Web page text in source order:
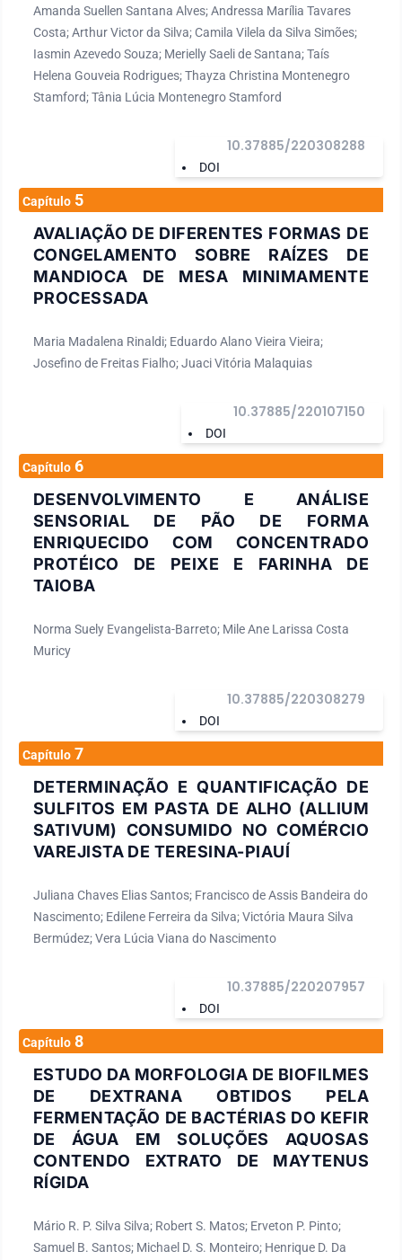
Amanda Suellen Santana Alves; Andressa Marília Tavares
Costa; Arthur Victor da Silva; Camila Vilela da Silva Simões;
Iasmin Azevedo Souza; Merielly Saeli de Santana; Taís
Helena Gouveia Rodrigues; Thayza Christina Montenegro
Stamford; Tânia Lúcia Montenegro Stamford
DOI
10.37885/220308288
Capítulo 5
AVALIAÇÃO DE DIFERENTES FORMAS DE
CONGELAMENTO SOBRE RAÍZES DE
MANDIOCA DE MESA MINIMAMENTE
PROCESSADA
Maria Madalena Rinaldi; Eduardo Alano Vieira Vieira;
Josefino de Freitas Fialho; Juaci Vitória Malaquias
DOI
10.37885/220107150
Capítulo 6
DESENVOLVIMENTO E ANÁLISE
SENSORIAL DE PÃO DE FORMA
ENRIQUECIDO COM CONCENTRADO
PROTÉICO DE PEIXE E FARINHA DE
TAIOBA
Norma Suely Evangelista-Barreto; Mile Ane Larissa Costa
Muricy
DOI
10.37885/220308279
Capítulo 7
DETERMINAÇÃO E QUANTIFICAÇÃO DE
SULFITOS EM PASTA DE ALHO (ALLIUM
SATIVUM) CONSUMIDO NO COMÉRCIO
VAREJISTA DE TERESINA-PIAUÍ
Juliana Chaves Elias Santos; Francisco de Assis Bandeira do
Nascimento; Edilene Ferreira da Silva; Victória Maura Silva
Bermúdez; Vera Lúcia Viana do Nascimento
DOI
10.37885/220207957
Capítulo 8
ESTUDO DA MORFOLOGIA DE BIOFILMES
DE DEXTRANA OBTIDOS PELA
FERMENTAÇÃO DE BACTÉRIAS DO KEFIR
DE ÁGUA EM SOLUÇÕES AQUOSAS
CONTENDO EXTRATO DE MAYTENUS
RÍGIDA
Mário R. P. Silva Silva; Robert S. Matos; Erveton P. Pinto;
Samuel B. Santos; Michael D. S. Monteiro; Henrique D. Da